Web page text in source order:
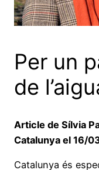
Per un
de
Article de Sílvia
Catalunya el 16/
Catalunya és